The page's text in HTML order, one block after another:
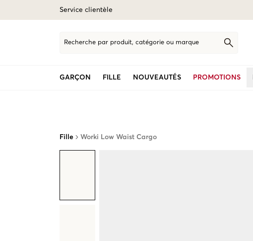
Service clientèle
Recherche par produit, catégorie ou marque
GARÇON FILLE NOUVEAUTÉS PROMOTIONS
Fille Worki Low Waist Cargo